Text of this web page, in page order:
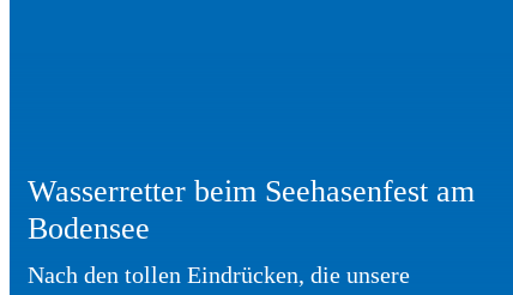
Wasserretter beim Seehasenfest am
Bodensee
Nach den tollen Eindrücken, die unsere